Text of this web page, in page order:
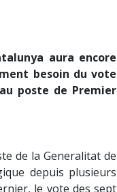
aura encore
besoin du vote
poste de Premier
de la Generalitat de
depuis plusieurs
le vote des sept